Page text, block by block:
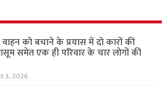
वाहन को बचाने के प्रयास में दो कारों की
समेत एक ही परिवार के चार लोगों की
3, 2026